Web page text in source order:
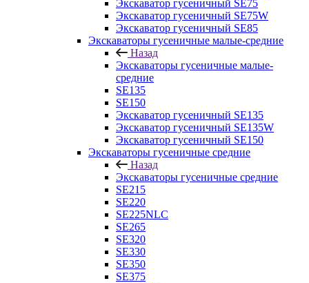
Экскаватор гусеничный SE75
Экскаватор гусеничный SE75W
Экскаватор гусеничный SE85
Экскаваторы гусеничные малые-средние
Назад
Экскаваторы гусеничные малые-
средние
SE135
SE150
Экскаватор гусеничный SE135
Экскаватор гусеничный SE135W
Экскаватор гусеничный SE150
Экскаваторы гусеничные средние
Назад
Экскаваторы гусеничные средние
SE215
SE220
SE225NLC
SE265
SE320
SE330
SE350
SE375